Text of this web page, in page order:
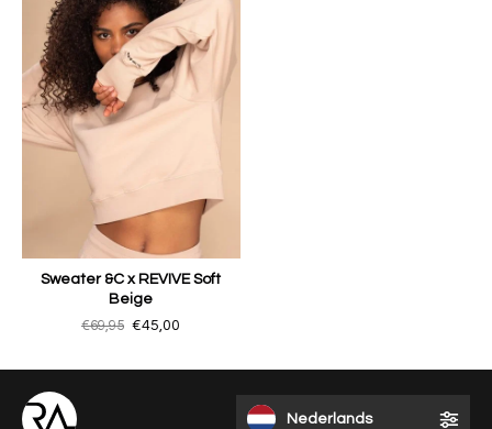
Sweater &C x REVIVE Soft
Beige
€69,95 €45,00
Nederlands